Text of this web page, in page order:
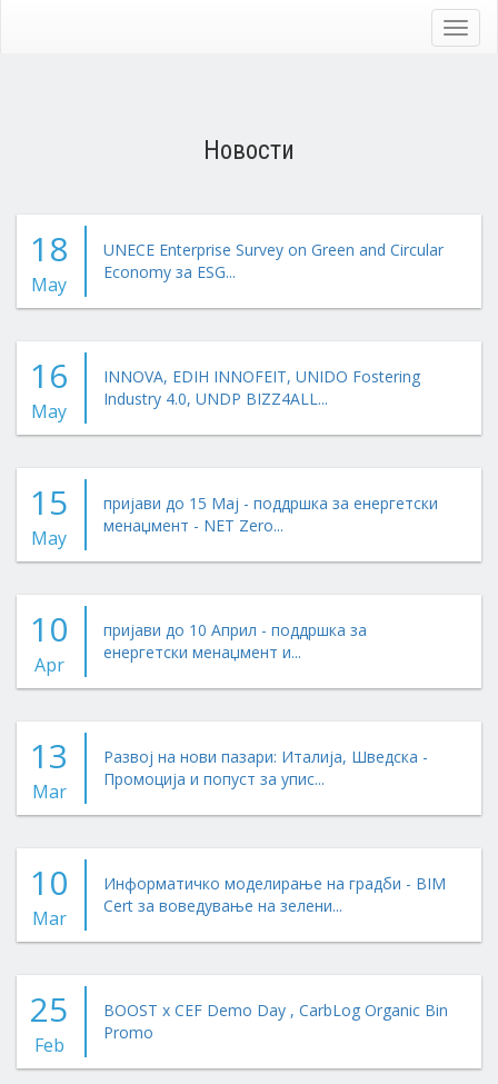
Новости
18
May
UNECE Enterprise Survey on Green and Circular
Economy за ESG...
16
May
INNOVA, EDIH INNOFEIT, UNIDO Fostering
Industry 4.0, UNDP BIZZ4ALL...
15
May
пријави до 15 Мај - поддршка за енергетски
менаџмент - NET Zero...
10
Apr
пријави до 10 Април - поддршка за
енергетски менаџмент и...
13
Mar
Развој на нови пазари: Италија, Шведска -
Промоција и попуст за упис...
10
Mar
Информатичко моделирање на градби - BIM
Cert за воведување на зелени...
25
Feb
BOOST x CEF Demo Day , CarbLog Organic Bin
Promo